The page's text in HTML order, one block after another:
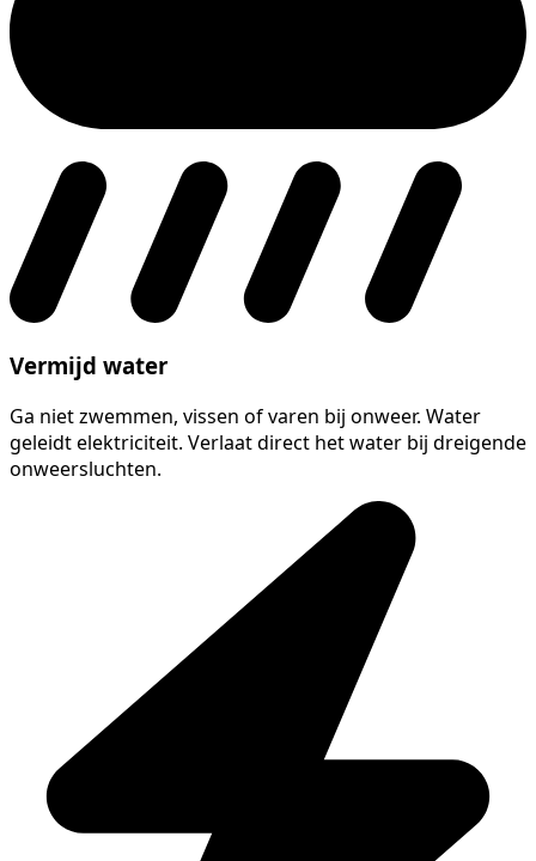
Vermijd water
Ga niet zwemmen, vissen of varen bij onweer. Water
geleidt elektriciteit. Verlaat direct het water bij dreigende
onweersluchten.